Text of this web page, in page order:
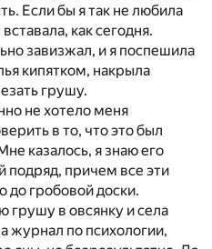
Если бы я так не любила
как сегодня.
завизжал, и я поспешила
кипятком, накрыла
грушу.
не хотело меня
в то, что это был
казалось, я знаю его
подряд, причем все эти
до гробовой доски.
грушу в овсянку и села
журнал по психологии,